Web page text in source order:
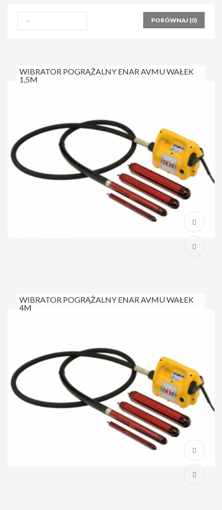
PORÓWNAJ (0)
WIBRATOR POGRĄŻALNY ENAR AVMU WAŁEK
1,5M
WIBRATOR POGRĄŻALNY ENAR AVMU WAŁEK
4M